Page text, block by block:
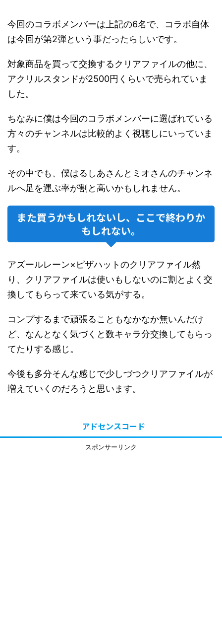
今回のコラボメンバーは上記の6名で、コラボ自体
は今回が第2弾という事だったらしいです。
対象商品を買って交換するクリアファイルの他に、
アクリルスタンドが2500円くらいで売られていま
した。
ちなみに僕は今回のコラボメンバーに選ばれている
方々のチャンネルは比較的よく視聴しにいっていま
す。
その中でも、僕はるしあさんとミオさんのチャンネ
ルへ足を運ぶ率が割と高いかもしれません。
また買うかもしれないし、ここで終わりか
もしれない。
アズールレーン×ピザハットのクリアファイル然
り、クリアファイルは使いもしないのに割とよく交
換してもらって来ている気がする。
コンプするまで頑張ることもなかなか無いんだけ
ど、なんとなく気づくと数キャラ分交換してもらっ
てたりする感じ。
今後も多分そんな感じで少しづつクリアファイルが
増えていくのだろうと思います。
アドセンスコード
スポンサーリンク